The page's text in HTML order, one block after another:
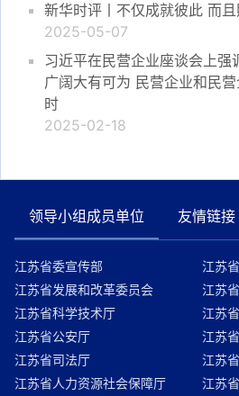
新华时评丨不仅成就彼此 而
2025-05-07
习近平在民营企业座谈会上强
广阔大有可为 民营企业和民
时
2025-02-18
领导小组成员单位 友情链接
江苏省委宣传部
江苏
江苏省发展和改革委员会
江苏
江苏省科学技术厅
江苏
江苏省公安厅
江苏
江苏省司法厅
江苏
江苏省人力资源社会保障厅
江苏